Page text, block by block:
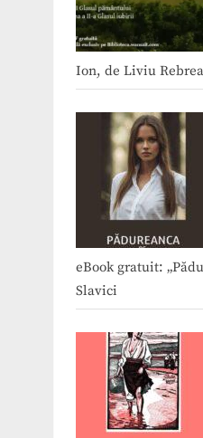
Ion, de Liviu
eBook gratuit:
Slavici